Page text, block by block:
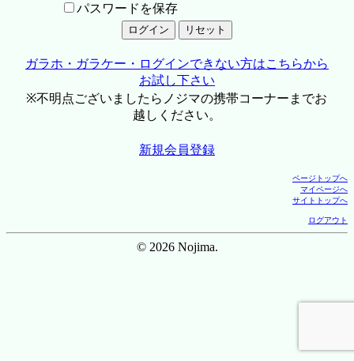
パスワードを保存
ガラホ・ガラケー・ログインできない方はこちらから
お試し下さい
※不明点ございましたらノジマの携帯コーナーまでお
越しください。
新規会員登録
ページトップへ
マイページへ
サイトトップへ
ログアウト
© 2026 Nojima.